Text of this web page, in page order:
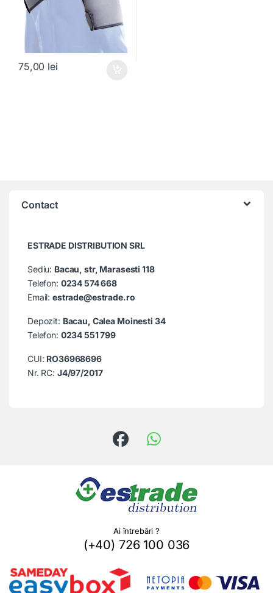
75,00 lei
Contact
ESTRADE DISTRIBUTION SRL
Sediu: Bacau, str, Marasesti 118
Telefon: 0234 574 668
Email:estrade@estrade.ro
Depozit: Bacau, Calea Moinesti 34
Telefon: 0234 551 799
CUI: RO36968696
Nr. RC: J4/97/2017
Ai întrebări ?
(+40) 726 100 036